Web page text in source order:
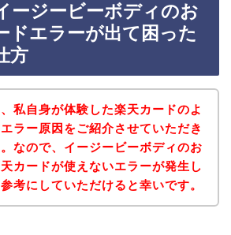
ージービーボディのお
ドエラーが出て困った
方
私自身が体験した楽天カードのよ
エラー原因をご紹介させていただき
なので、イージービーボディのお
カードが使えないエラーが発生し
考にしていただけると幸いです。